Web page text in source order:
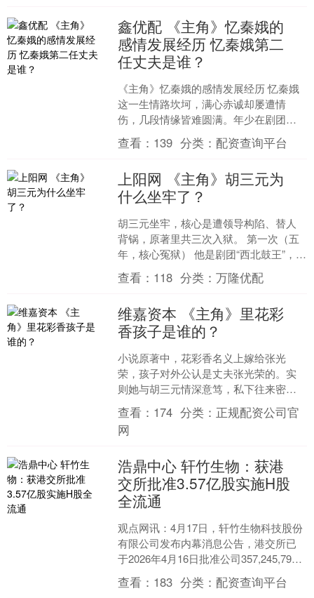
鑫优配 《主角》忆秦娥的
感情发展经历 忆秦娥第二
任丈夫是谁？
《主角》忆秦娥的感情发展经历 忆秦娥
这一生情路坎坷，满心赤诚却屡遭情
伤，几段情缘皆难圆满。年少在剧团
时，她与小生封潇潇互生情愫，这份纯
粹干净的初恋满是美好，奈何....
查看： 139 分类：配资查询平台
上阳网 《主角》胡三元为
什么坐牢了？
胡三元坐牢，核心是遭领导构陷、替人
背锅，原著里共三次入狱。 第一次（五
年，核心冤狱） 他是剧团“西北鼓王”，性
格耿直，常顶撞外行领导黄正经，积怨
已久。排演《狐仙....
查看： 118 分类：万隆优配
维嘉资本 《主角》里花彩
香孩子是谁的？
小说原著中，花彩香名义上嫁给张光
荣，孩子对外公认是丈夫张光荣的。实
则她与胡三元情深意笃，私下往来密
切，孩子身世一直备受众人议论，众人
大多暗自怀疑孩子生父实为胡三....
查看： 174 分类： 正规配资公司官
网
浩鼎中心 轩竹生物：获港
交所批准3.57亿股实施H股
全流通
观点网讯：4月17日，轩竹生物科技股份
有限公司发布内幕消息公告，港交所已
于2026年4月16日批准公司357,245,794
股由非上市股份转换而来的H股上市及
买....
查看： 183 分类：配资查询平台